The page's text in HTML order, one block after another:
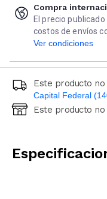
Compra
El precio
costos de envíos
Ver condiciones
Este producto
Capital Federal
Ingresá código
Este producto